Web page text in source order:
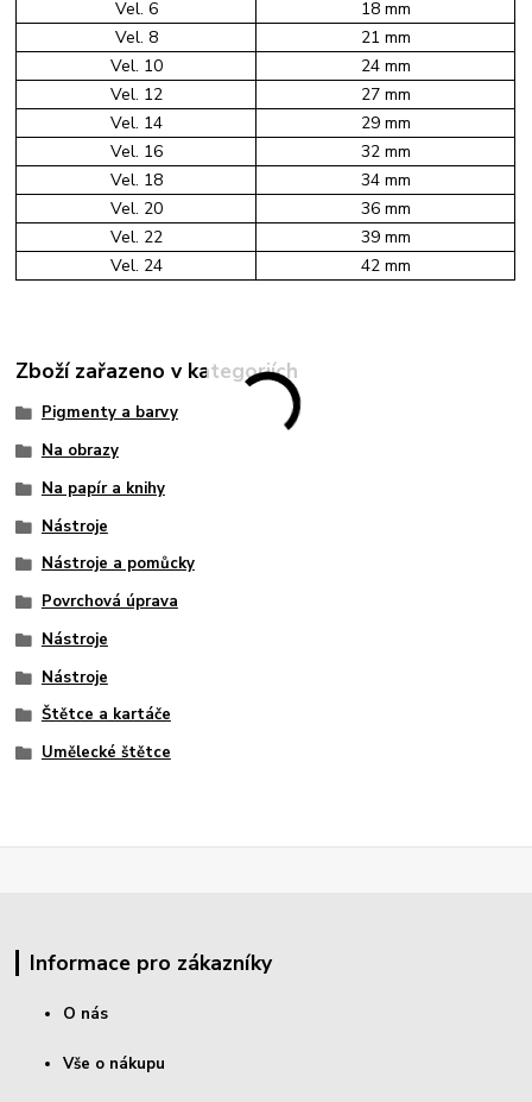
Vel. 6
18 mm
Vel. 8
21 mm
Vel. 10
24 mm
Vel. 12
27 mm
Vel. 14
29 mm
Vel. 16
32 mm
Vel. 18
34 mm
Vel. 20
36 mm
Vel. 22
39 mm
Vel. 24
42 mm
Zboží zařazeno v kategoriích
Pigmenty a barvy
Na obrazy
Na papír a knihy
Nástroje
Nástroje a pomůcky
Povrchová úprava
Nástroje
Nástroje
Štětce a kartáče
Umělecké štětce
Informace pro zákazníky
O nás
Vše o nákupu